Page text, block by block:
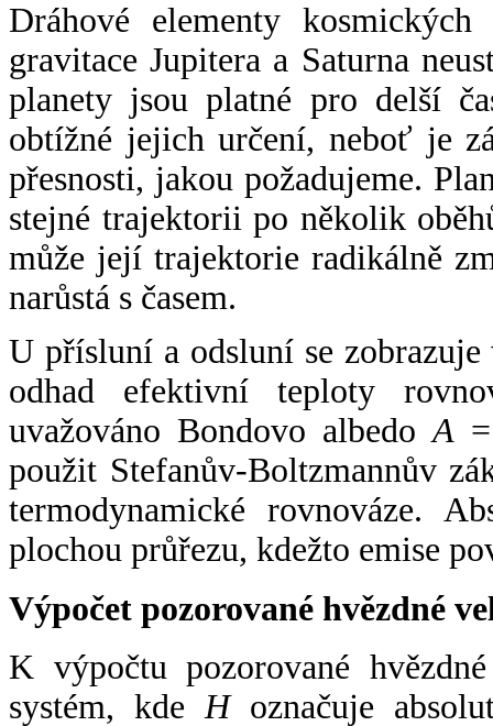
Dráhové elementy
gravitace Jupitera a Saturna
planety jsou platné pro delší
obtížné jejich určení, neboť je
přesnosti, jakou požadujeme.
stejné trajektorii po několik
může její trajektorie radikálně
narůstá s časem.
U přísluní a odsluní se
odhad efektivní teploty
uvažováno Bondovo albedoA
použit Stefanův-Boltzmannův
termodynamické rovnováze.
plochou průřezu, kdežto emise
Výpočet pozorované hvězdné
K výpočtu pozorované
systém, kde Hoznačuje